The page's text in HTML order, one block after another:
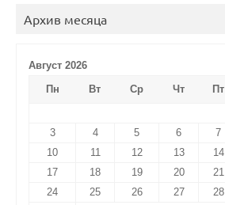
Архив месяца
Август 2026
Пн
Вт Ср Чт Пт
3
4 5 6 7
10
11 12 13 14
17
18 19 20 21
24
25 26 27 28